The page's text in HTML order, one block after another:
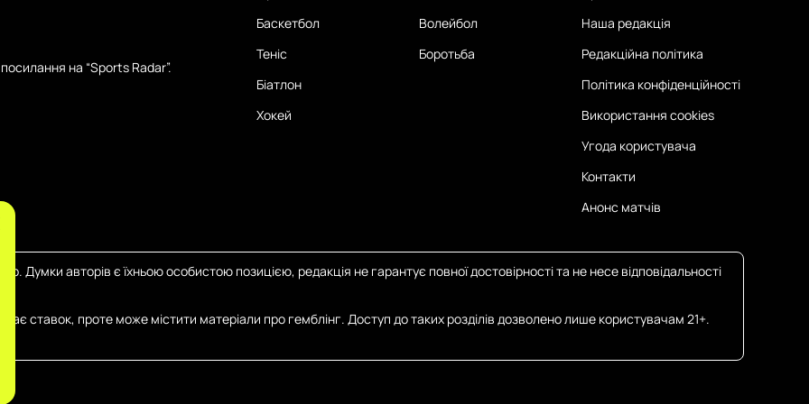
на “Sports Radar”.
Баскетбол
Теніс
Біатлон
Хокей
Волейбол
Боротьба
Наша редакція
Редакційна політика
Політика конфіденційності
Використання cookies
Угода користувача
Контакти
Анонс матчів
Думки авторів є їхньою особистою позицією, редакція не гарантує повної достовірності та не несе відповідальності
ставок, проте може містити матеріали про гемблінг. Доступ до таких розділів дозволено лише користувачам 21+.